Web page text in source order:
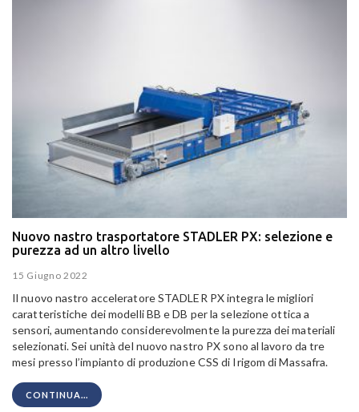
Nuovo nastro trasportatore STADLER PX: selezione e
purezza ad un altro livello
15 Giugno 2022
Il nuovo nastro acceleratore STADLER PX integra le migliori
caratteristiche dei modelli BB e DB per la selezione ottica a
sensori, aumentando considerevolmente la purezza dei materiali
selezionati. Sei unità del nuovo nastro PX sono al lavoro da tre
mesi presso l’impianto di produzione CSS di Irigom di Massafra.
CONTINUA...